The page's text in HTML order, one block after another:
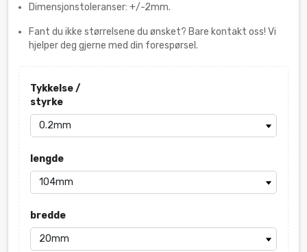
Dimensjonstoleranser: +/-2mm.
Fant du ikke størrelsene du ønsket? Bare kontakt oss! Vi
hjelper deg gjerne med din forespørsel.
Tykkelse /
styrke
lengde
bredde